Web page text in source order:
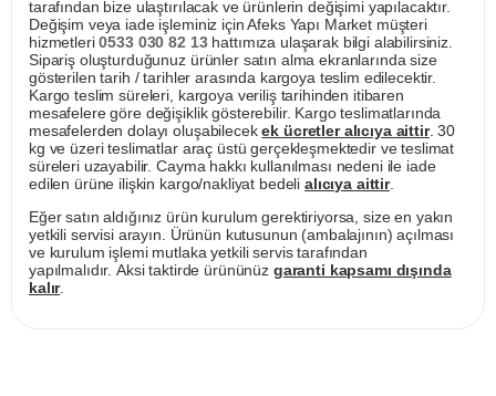
tarafından bize ulaştırılacak ve ürünlerin değişimi yapılacaktır.
Değişim veya iade işleminiz için Afeks Yapı Market müşteri
hizmetleri0533 030 82 13hattımıza ulaşarak bilgi alabilirsiniz.
Sipariş oluşturduğunuz ürünler satın alma ekranlarında size
gösterilen tarih / tarihler arasında kargoya teslim edilecektir.
Kargo teslim süreleri, kargoya veriliş tarihinden itibaren
mesafelere göre değişiklik gösterebilir. Kargo teslimatlarında
mesafelerden dolayı oluşabilecekek ücretler alıcıya aittir. 30
kg ve üzeri teslimatlar araç üstü gerçekleşmektedir ve teslimat
süreleri uzayabilir. Cayma hakkı kullanılması nedeni ile iade
edilen ürüne ilişkin kargo/nakliyat bedeli alıcıya aittir.
Eğer satın aldığınız ürün kurulum gerektiriyorsa, size en yakın
yetkili servisi arayın. Ürünün kutusunun (ambalajının) açılması
ve kurulum işlemi mutlaka yetkili servis tarafından
yapılmalıdır. Aksi taktirde ürününüz garanti kapsamı dışında
kalır.